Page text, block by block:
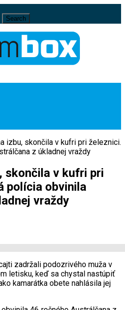
izbu, skončila v kufri pri železnici.
z úkladnej vraždy
skončila v kufri pri
polícia obvinila
vraždy
zadržali podozrivého muža v
letisku, keď sa chystal nastúpiť
kamarátka obete nahlásila jej